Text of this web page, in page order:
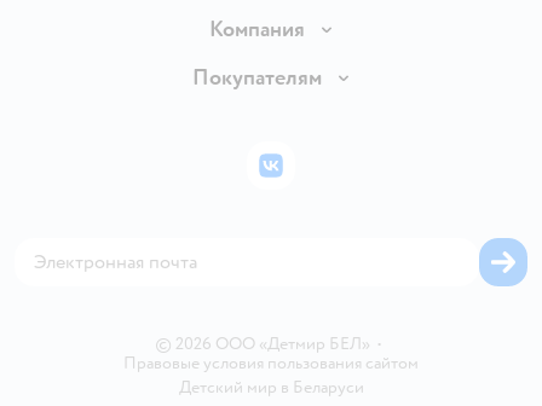
Доставка и оплата
Правила продажи
Политика использования файлов cookie
Компания
Вакансии
Покупателям
Бонусные карты
© 2026 ООО «Детмир БЕЛ» •
Правовые условия пользования сайтом
Детский мир в Беларуси
ВКонтакте